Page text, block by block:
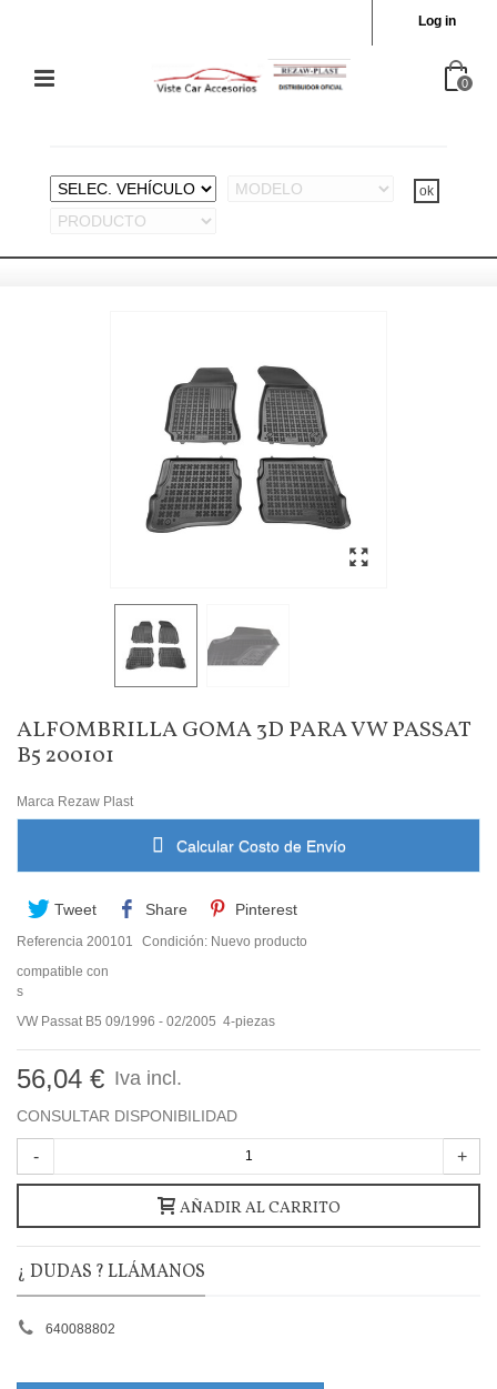
Log in
0
ALFOMBRILLA GOMA 3D PARA VW PASSAT
B5 200101
Marca Rezaw Plast
Calcular Costo de Envío
Tweet Share Pinterest
Referencia 200101 Condición: Nuevo producto
compatible con
s
VW Passat B5 09/1996 - 02/2005 4-piezas
56,04 € Iva incl.
CONSULTAR DISPONIBILIDAD
- +
AÑADIR AL CARRITO
¿ DUDAS ? LLÁMANOS
640088802